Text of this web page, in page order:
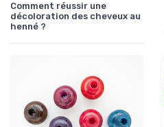
Comment réussir une
décoloration des cheveux au
henné ?